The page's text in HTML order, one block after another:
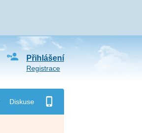
Diskuse
Přihlášení
Registrace